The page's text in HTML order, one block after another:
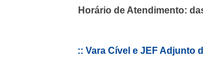
Horário de Atendimento:
:: Vara Cível e JEF Adjunto